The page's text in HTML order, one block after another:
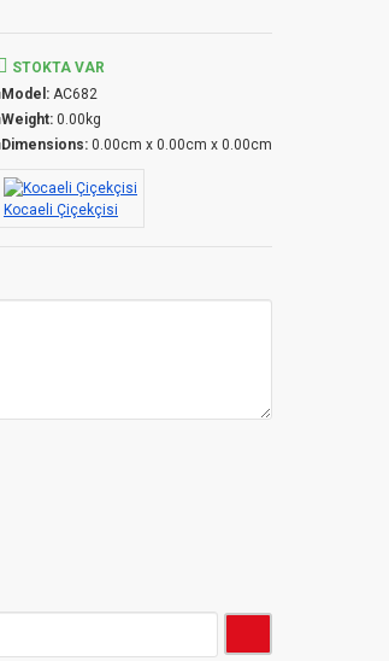
STOKTA VAR
Model: AC682
Weight: 0.00kg
Dimensions: 0.00cm x 0.00cm x 0.00cm
Kocaeli Çiçekçisi